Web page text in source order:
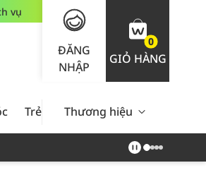
vụ
ĐĂNG
NHẬP
0
GIỎ HÀNG
Trẻ Em Nam Giới Chăm Sóc
Thương hiệu